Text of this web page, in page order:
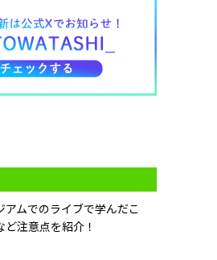
アムでのライブで学んだこ
注意点を紹介！